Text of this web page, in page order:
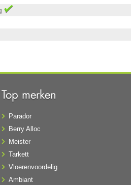
Top merken
Parador
Berry Alloc
Meister
Tarkett
Vloerenvoordelig
Ambiant